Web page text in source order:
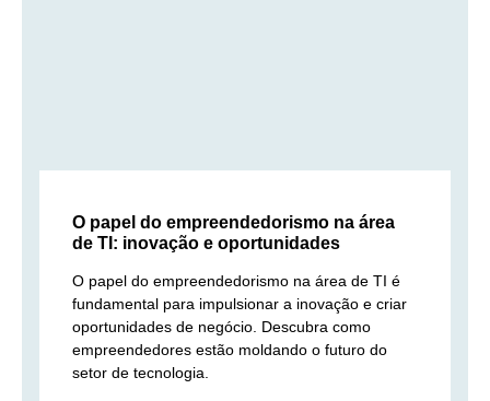
O papel do empreendedorismo na área
de TI: inovação e oportunidades
O papel do empreendedorismo na área de TI é
fundamental para impulsionar a inovação e criar
oportunidades de negócio. Descubra como
empreendedores estão moldando o futuro do
setor de tecnologia.